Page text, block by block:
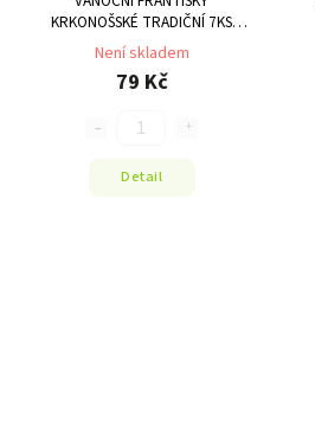
KRKONOŠSKÉ TRADIČNÍ 7KS
RYMER
Není skladem
79 Kč
Detail